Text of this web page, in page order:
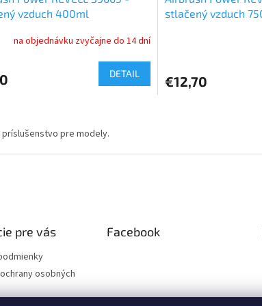
vzduch 400ml
na objednávku zvyčajne do 14 dní
DETAIL
stlačený vzduch
€12,70
á
v
príslušenstvo pre modely.
pre vás
osobných
Facebook